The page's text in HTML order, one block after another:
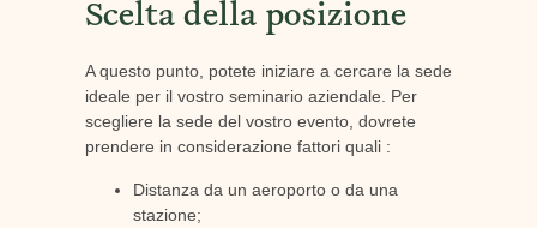
Scelta della posizione
A questo punto, potete iniziare a cercare la sede
ideale per il vostro seminario aziendale. Per
scegliere la sede del vostro evento, dovrete
prendere in considerazione fattori quali :
Distanza da un aeroporto o da una
stazione;